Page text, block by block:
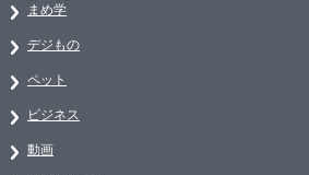
まめ学
デジもの
ペット
ビジネス
動画